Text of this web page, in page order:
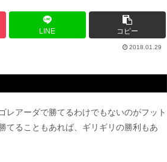
LINE コピー
2018.01.29
レアーダで勝てるわけでもないのがフット
てることもあれば、ギリギリの勝利もあ